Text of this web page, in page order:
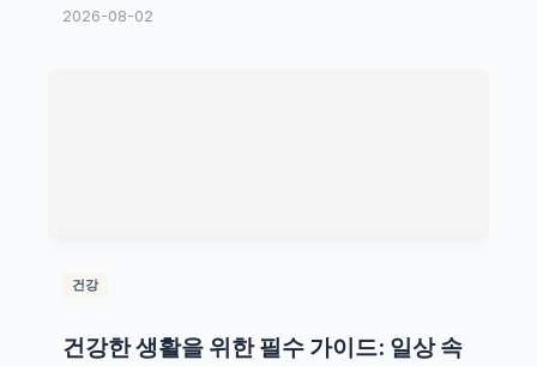
2026-08-02
건강
건강한 생활을 위한 필수 가이드: 일상 속